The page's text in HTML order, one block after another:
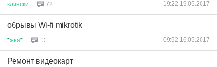
клински 72 19:22 19.05.2017
обрывы Wi-fi mikrotik
*жня* 13 09:52 16.05.2017
Ремонт видеокарт